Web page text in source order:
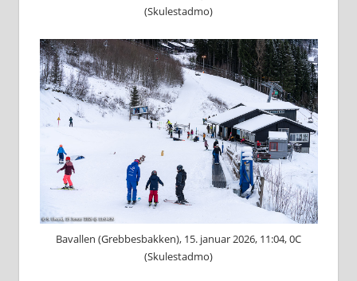
(Skulestadmo)
Bavallen (Grebbesbakken), 15. januar 2026, 11:04, 0C
(Skulestadmo)